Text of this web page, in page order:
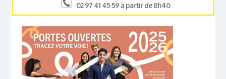
02 97 41 45 59 à partir de 8h40